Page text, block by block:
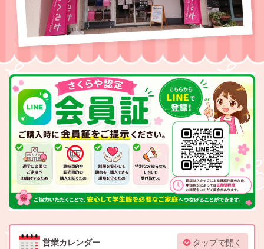
営業カレンダー タップで開く